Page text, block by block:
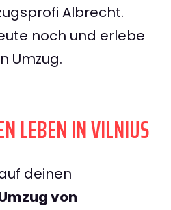
Albrecht.
noch und erlebe
Umzug.
LEBEN IN VILNIUS
deinen
von